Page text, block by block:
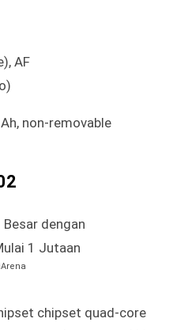
AF
non-removable
chipset quad-core